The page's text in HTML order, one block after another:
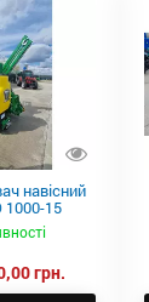
навісний
1000-15
грн.